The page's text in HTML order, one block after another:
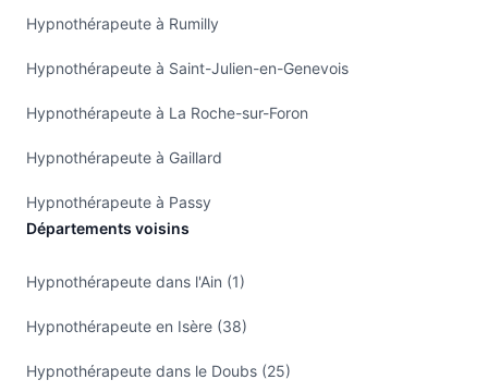
Hypnothérapeute à Rumilly
Hypnothérapeute à Saint-Julien-en-Genevois
Hypnothérapeute à La Roche-sur-Foron
Hypnothérapeute à Gaillard
Hypnothérapeute à Passy
Départements voisins
Hypnothérapeute dans l'Ain (1)
Hypnothérapeute en Isère (38)
Hypnothérapeute dans le Doubs (25)